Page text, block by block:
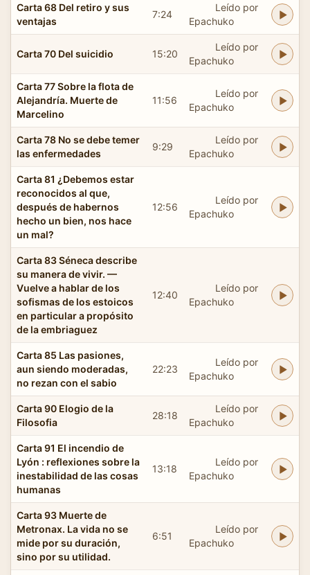
Carta 68 Del retiro y sus
ventajas
7:24
Leído por
Epachuko
Carta 70 Del suicidio 15:20
Leído por
Epachuko
Carta 77 Sobre la flota de
Alejandría. Muerte de
Marcelino
11:56
Leído por
Epachuko
Carta 78 No se debe temer
las enfermedades
9:29
Leído por
Epachuko
Carta 81 ¿Debemos estar
reconocidos al que,
después de habernos
hecho un bien, nos hace
un mal?
12:56
Leído por
Epachuko
Carta 83 Séneca describe
su manera de vivir. —
Vuelve a hablar de los
sofismas de los estoicos
en particular a propósito
de la embriaguez
12:40
Leído por
Epachuko
Carta 85 Las pasiones,
aun siendo moderadas,
no rezan con el sabio
22:23
Leído por
Epachuko
Carta 90 Elogio de la
Filosofia
28:18
Leído por
Epachuko
Carta 91 El incendio de
Lyón : reflexiones sobre la
inestabilidad de las cosas
humanas
13:18
Leído por
Epachuko
Carta 93 Muerte de
Metronax. La vida no se
mide por su duración,
sino por su utilidad.
6:51
Leído por
Epachuko